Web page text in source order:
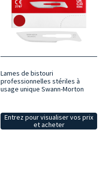
Lames de bistouri
professionnelles stériles à
usage unique Swann-Morton
Entrez pour visualiser vos prix
et acheter